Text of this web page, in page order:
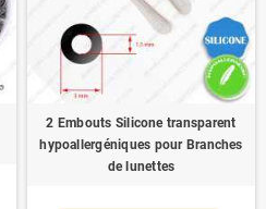
2 Embouts Silicone transparent
hypoallergéniques pour Branches
de lunettes